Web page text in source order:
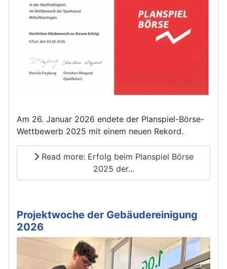
Am 26. Januar 2026 endete der Planspiel-Börse-
Wettbewerb 2025 mit einem neuen Rekord.
Read more: Erfolg beim Planspiel Börse
2025 der...
Projektwoche der Gebäudereinigung
2026